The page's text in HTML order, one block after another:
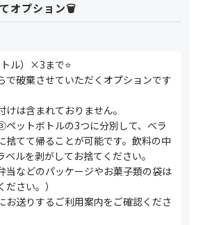
オプション🗑️
ル）×3まで⭐️
で破棄させていただくオプションです
は含まれておりません。
ットボトルの3つに分別して、ベラ
捨てて帰ることが可能です。飲料の中
ルを剥がしてお捨てください。
当などのパッケージやお菓子類の袋は
さい。）
お送りするご利用案内をご確認くださ